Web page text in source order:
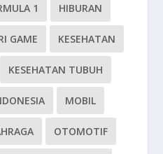
1 HIBURAN
GAME KESEHATAN
KESEHATAN TUBUH
MOBIL
OTOMOTIF